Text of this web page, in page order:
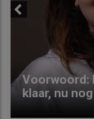
Voorwoord:
klaar, nu